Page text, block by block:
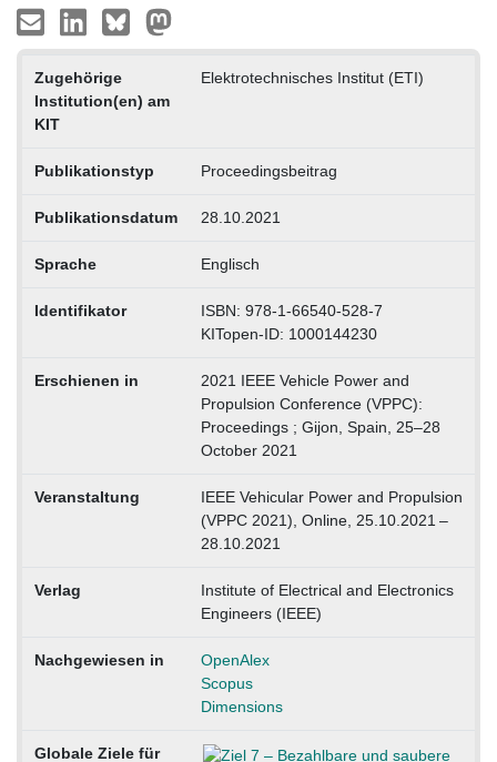
Zugehörige
Institution(en) am
KIT
Elektrotechnisches Institut (ETI)
Publikationstyp Proceedingsbeitrag
Publikationsdatum 28.10.2021
Sprache Englisch
Identifikator
ISBN: 978-1-66540-528-7
KITopen-ID: 1000144230
Erschienen in
2021 IEEE Vehicle Power and
Propulsion Conference (VPPC):
Proceedings ; Gijon, Spain, 25–28
October 2021
Veranstaltung
IEEE Vehicular Power and Propulsion
(VPPC 2021), Online, 25.10.2021 –
28.10.2021
Verlag
Institute of Electrical and Electronics
Engineers (IEEE)
Nachgewiesen in
OpenAlex
Scopus
Dimensions
Globale Ziele für